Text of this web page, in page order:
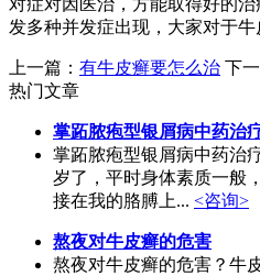
对症对因医治，方能取得好的治
发多种并发症出现，大家对于牛
上一篇： 有牛皮癣要怎么治 下一
热门文章
掌跖脓疱型银屑病中药治
掌跖脓疱型银屑病中药治
岁了，平时身体素质一般
接在我的胳膊上... <咨询>
熬夜对牛皮癣的危害
熬夜对牛皮癣的危害？牛